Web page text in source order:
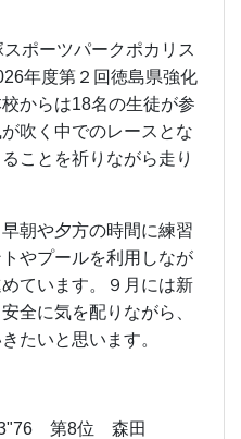
ポーツパークポカリス
年度第２回徳島県強化
からは18名の生徒が参
吹く中でのレースとな
ことを祈りながら走り
朝や夕方の時間に練習
やプールを利用しなが
ています。９月には新
全に気を配りながら、
たいと思います。
第8位 森田